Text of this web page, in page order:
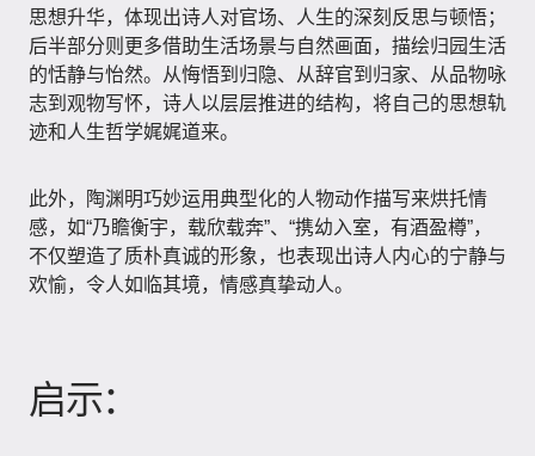
思想升华，体现出诗人对官场、人生的深刻反思与顿悟；
后半部分则更多借助生活场景与自然画面，描绘归园生活
的恬静与怡然。从悔悟到归隐、从辞官到归家、从品物咏
志到观物写怀，诗人以层层推进的结构，将自己的思想轨
迹和人生哲学娓娓道来。
此外，陶渊明巧妙运用典型化的人物动作描写来烘托情
感，如“乃瞻衡宇，载欣载奔”、“携幼入室，有酒盈樽”，
不仅塑造了质朴真诚的形象，也表现出诗人内心的宁静与
欢愉，令人如临其境，情感真挚动人。
启示：